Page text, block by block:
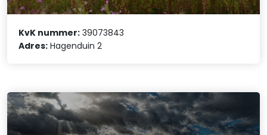
KvK nummer: 39073843
Adres: Hagenduin 2